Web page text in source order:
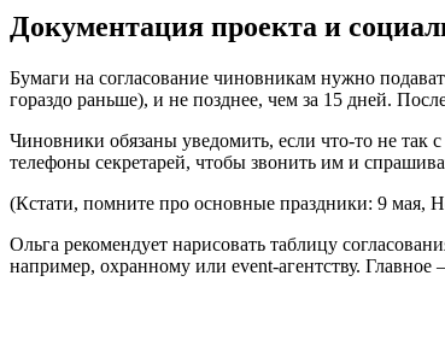
Документация проекта и
Бумаги на согласование чиновникам нужно
гораздо раньше), и не позднее, чем за 15 дней.
Чиновники обязаны уведомить, если что-то не так
телефоны секретарей, чтобы звонить им и
(Кстати, помните про основные праздники: 9 мая,
Ольга рекомендует нарисовать таблицу
например, охранному или event-агентству. Главное